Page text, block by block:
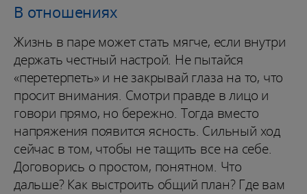
В отношениях
Жизнь в паре может стать мягче, если внутри
держать честный настрой. Не пытайся
«перетерпеть» и не закрывай глаза на то, что
просит внимания. Смотри правде в лицо и
говори прямо, но бережно. Тогда вместо
напряжения появится ясность. Сильный ход
сейчас в том, чтобы не тащить все на себе.
Договорись о простом, понятном. Что
дальше? Как выстроить общий план? Где вам